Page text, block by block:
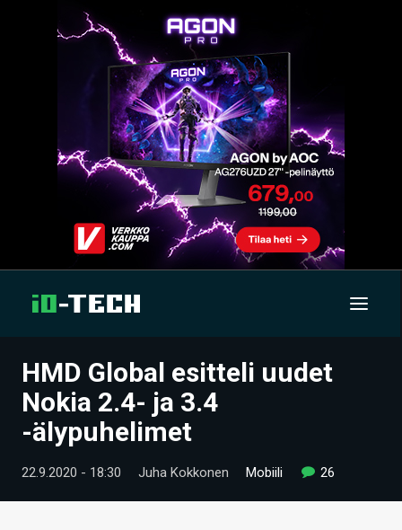
UUTISET
ARTIKKELIT
VIDEOT
TECHBBS
HMD Global esitteli uudet
Nokia 2.4- ja 3.4
-älypuhelimet
22.9.2020 - 18:30 Juha Kokkonen Mobiili 26